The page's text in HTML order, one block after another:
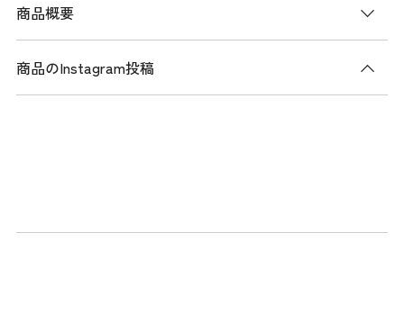
商品概要
商品説明
し入れ可能。メイン収納も大きく、内装にはファスナーポケ
商品のInstagram投稿